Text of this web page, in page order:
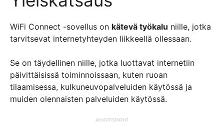
WiFi Connect -sovellus on kätevä työkalu niille, jotka
tarvitsevat internetyhteyden liikkeellä ollessaan.
Se on täydellinen niille, jotka luottavat internetiin
päivittäisissä toiminnoissaan, kuten ruoan
tilaamisessa, kulkuneuvopalveluiden käytössä ja
muiden olennaisten palveluiden käytössä.
ADVERTISEMENT